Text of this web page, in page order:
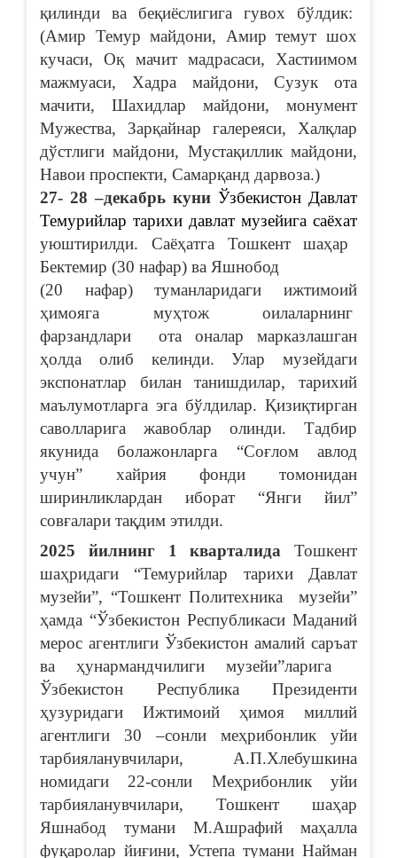
қилинди ва беқиёслигига гувох бўлдик:
(Амир Темур майдони, Амир темут шох
кучаси, Оқ мачит мадрасаси, Хастиимом
мажмуаси, Хадра майдони, Сузук ота
мачити, Шахидлар майдони, монумент
Мужества, Зарқайнар галереяси, Халқлар
дўстлиги майдони, Мустақиллик майдони,
Навои проспекти, Самарқанд дарвоза.)
27- 28 –декабрь куни Ўзбекистон Давлат
Темурийлар тарихи давлат музейига саёхат
уюштирилди. Саёҳатга Тошкент шаҳар
Бектемир (30 нафар) ва Яшнобод
(20 нафар) туманларидаги ижтимоий
ҳимояга муҳтож оилаларнинг
фарзандлари ота оналар марказлашган
ҳолда олиб келинди. Улар музейдаги
экспонатлар билан танишдилар, тарихий
маълумотларга эга бўлдилар. Қизиқтирган
саволларига жавоблар олинди. Тадбир
якунида болажонларга “Соғлом авлод
учун” хайрия фонди томонидан
ширинликлардан иборат “Янги йил”
совғалари тақдим этилди.
2025 йилнинг 1 кварталида Тошкент
шаҳридаги “Темурийлар тарихи Давлат
музейи”, “Тошкент Политехника музейи”
ҳамда “Ўзбекистон Республикаси Маданий
мерос агентлиги Ўзбекистон амалий саръат
ва ҳунармандчилиги музейи”ларига
Ўзбекистон Республика Президенти
ҳузуридаги Ижтимоий ҳимоя миллий
агентлиги 30 –сонли меҳрибонлик уйи
тарбияланувчилари, А.П.Хлебушкина
номидаги 22-сонли Меҳрибонлик уйи
тарбияланувчилари, Тошкент шаҳар
Яшнабод тумани М.Ашрафий маҳалла
фуқаролар йиғини, Устепа тумани Найман